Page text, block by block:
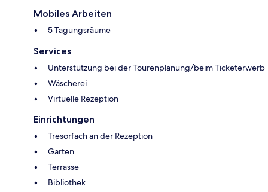
Mobiles Arbeiten
5 Tagungsräume
Services
Unterstützung bei der Tourenplanung/beim Ticketerwerb
Wäscherei
Virtuelle Rezeption
Einrichtungen
Tresorfach an der Rezeption
Garten
Terrasse
Bibliothek